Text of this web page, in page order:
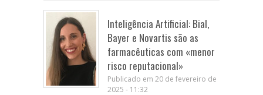
Inteligência Artificial: Bial,
Bayer e Novartis são as
farmacêuticas com «menor
risco reputacional»
Publicado em 20 de fevereiro de
2025 - 11:32